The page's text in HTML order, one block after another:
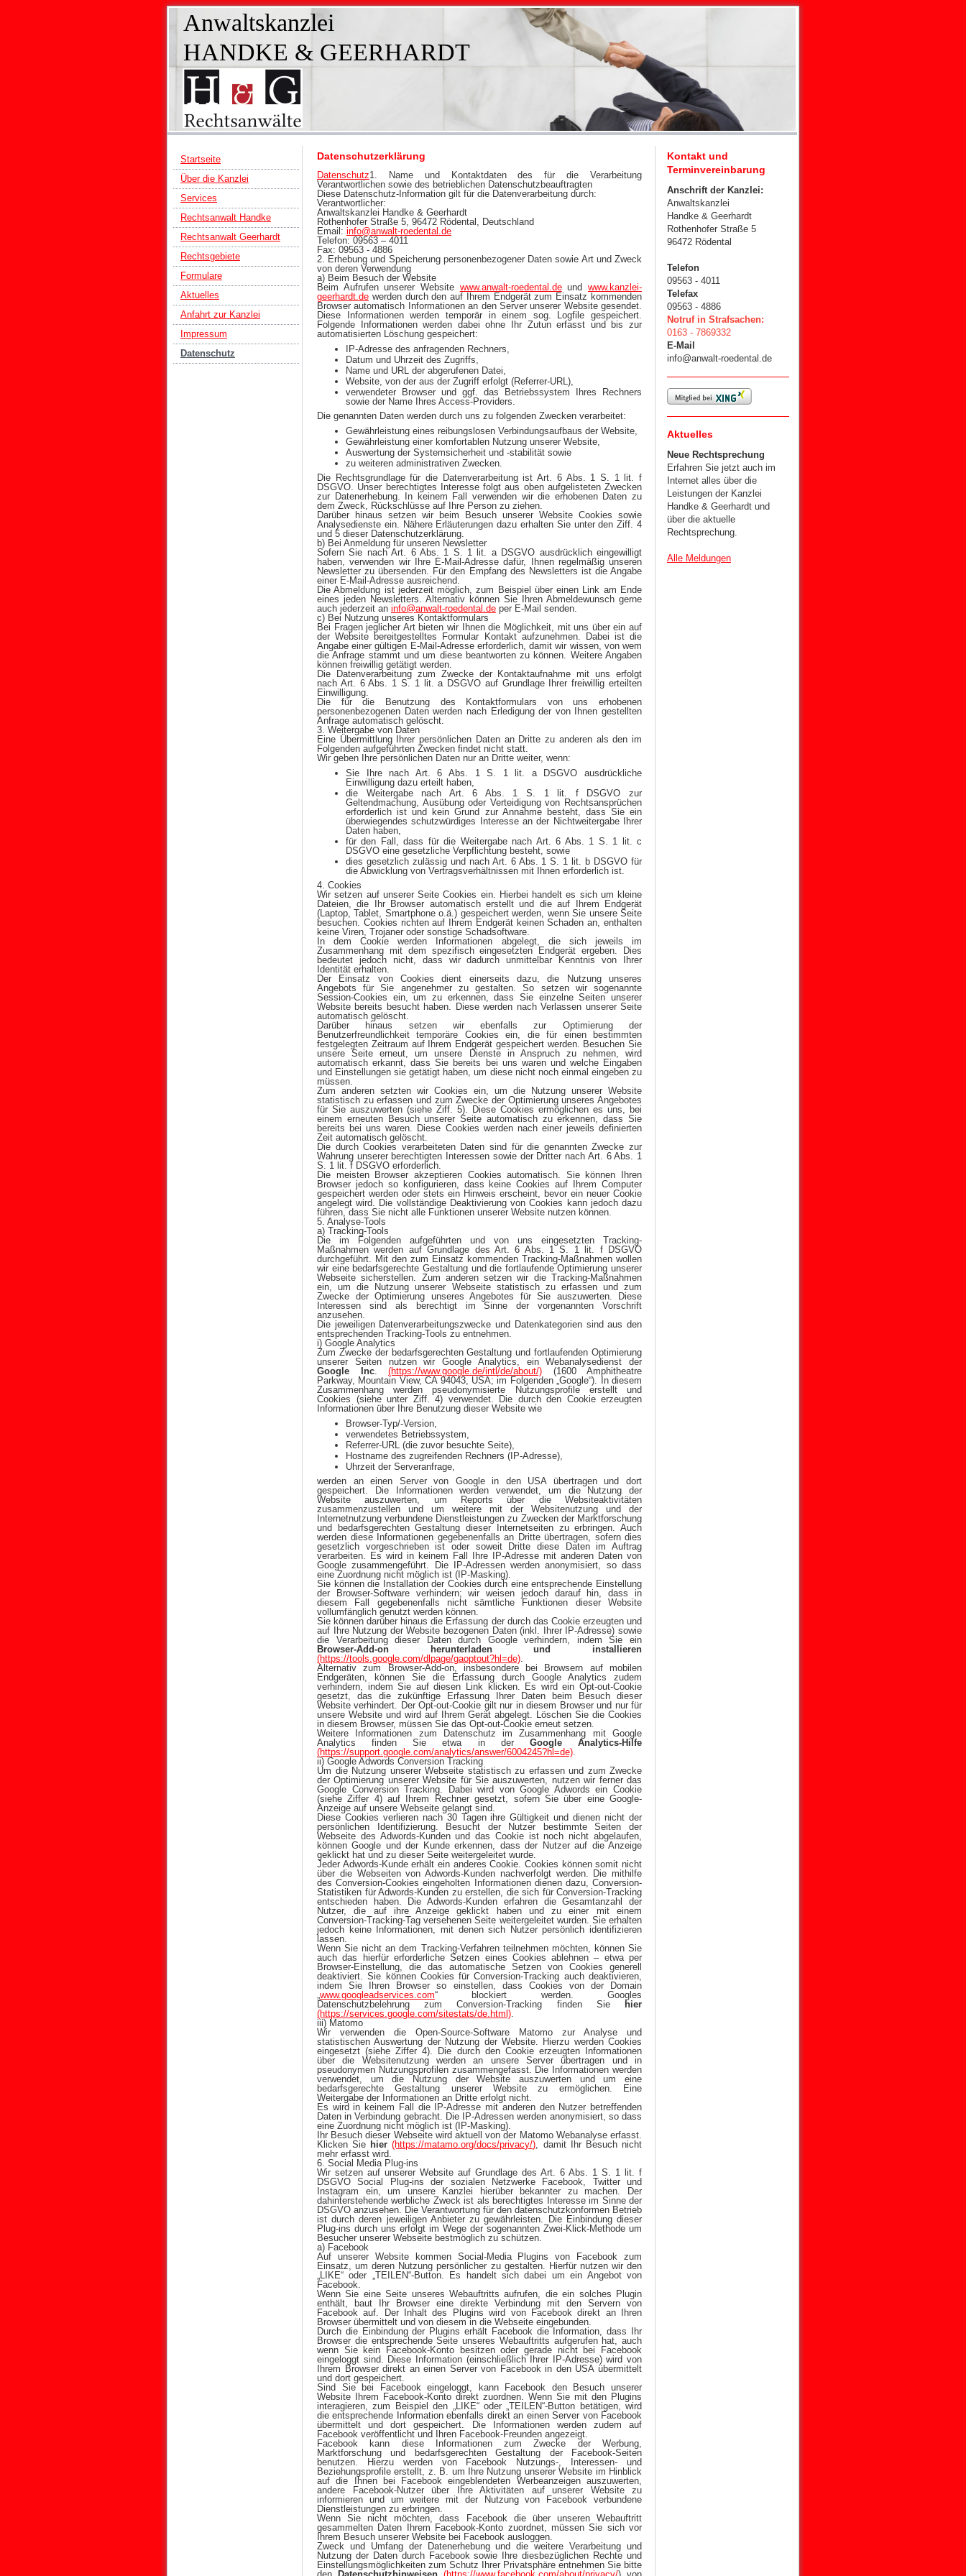
Anwaltskanzlei
HANDKE & GEERHARDT
Startseite
Über die Kanzlei
Services
Rechtsanwalt Handke
Rechtsanwalt Geerhardt
Rechtsgebiete
Formulare
Aktuelles
Anfahrt zur Kanzlei
Impressum
Datenschutz
Datenschutzerklärung
Datenschutz1. Name und Kontaktdaten des für die Verarbeitung
Verantwortlichen sowie des betrieblichen Datenschutzbeauftragten
Diese Datenschutz-Information gilt für die Datenverarbeitung durch:
Verantwortlicher:
Anwaltskanzlei Handke & Geerhardt
Rothenhofer Straße 5, 96472 Rödental, Deutschland
Email: info@anwalt-roedental.de
Telefon: 09563 – 4011
Fax: 09563 - 4886
2. Erhebung und Speicherung personenbezogener Daten sowie Art und Zweck
von deren Verwendung
a) Beim Besuch der Website
Beim Aufrufen unserer Website www.anwalt-roedental.deundwww.kanzlei-
geerhardt.de werden durch den auf Ihrem Endgerät zum Einsatz kommenden
Browser automatisch Informationen an den Server unserer Website gesendet.
Diese Informationen werden temporär in einem sog. Logfile gespeichert.
Folgende Informationen werden dabei ohne Ihr Zutun erfasst und bis zur
automatisierten Löschung gespeichert:
IP-Adresse des anfragenden Rechners,
Datum und Uhrzeit des Zugriffs,
Name und URL der abgerufenen Datei,
Website, von der aus der Zugriff erfolgt (Referrer-URL),
verwendeter Browser und ggf. das Betriebssystem Ihres Rechners
sowie der Name Ihres Access-Providers.
Die genannten Daten werden durch uns zu folgenden Zwecken verarbeitet:
Gewährleistung eines reibungslosen Verbindungsaufbaus der Website,
Gewährleistung einer komfortablen Nutzung unserer Website,
Auswertung der Systemsicherheit und -stabilität sowie
zu weiteren administrativen Zwecken.
Die Rechtsgrundlage für die Datenverarbeitung ist Art. 6 Abs. 1 S. 1 lit. f
DSGVO. Unser berechtigtes Interesse folgt aus oben aufgelisteten Zwecken
zur Datenerhebung. In keinem Fall verwenden wir die erhobenen Daten zu
dem Zweck, Rückschlüsse auf Ihre Person zu ziehen.
Darüber hinaus setzen wir beim Besuch unserer Website Cookies sowie
Analysedienste ein. Nähere Erläuterungen dazu erhalten Sie unter den Ziff. 4
und 5 dieser Datenschutzerklärung.
b) Bei Anmeldung für unseren Newsletter
Sofern Sie nach Art. 6 Abs. 1 S. 1 lit. a DSGVO ausdrücklich eingewilligt
haben, verwenden wir Ihre E-Mail-Adresse dafür, Ihnen regelmäßig unseren
Newsletter zu übersenden. Für den Empfang des Newsletters ist die Angabe
einer E-Mail-Adresse ausreichend.
Die Abmeldung ist jederzeit möglich, zum Beispiel über einen Link am Ende
eines jeden Newsletters. Alternativ können Sie Ihren Abmeldewunsch gerne
auch jederzeit an info@anwalt-roedental.de per E-Mail senden.
c) Bei Nutzung unseres Kontaktformulars
Bei Fragen jeglicher Art bieten wir Ihnen die Möglichkeit, mit uns über ein auf
der Website bereitgestelltes Formular Kontakt aufzunehmen. Dabei ist die
Angabe einer gültigen E-Mail-Adresse erforderlich, damit wir wissen, von wem
die Anfrage stammt und um diese beantworten zu können. Weitere Angaben
können freiwillig getätigt werden.
Die Datenverarbeitung zum Zwecke der Kontaktaufnahme mit uns erfolgt
nach Art. 6 Abs. 1 S. 1 lit. a DSGVO auf Grundlage Ihrer freiwillig erteilten
Einwilligung.
Die für die Benutzung des Kontaktformulars von uns erhobenen
personenbezogenen Daten werden nach Erledigung der von Ihnen gestellten
Anfrage automatisch gelöscht.
3. Weitergabe von Daten
Eine Übermittlung Ihrer persönlichen Daten an Dritte zu anderen als den im
Folgenden aufgeführten Zwecken findet nicht statt.
Wir geben Ihre persönlichen Daten nur an Dritte weiter, wenn:
Sie Ihre nach Art. 6 Abs. 1 S. 1 lit. a DSGVO ausdrückliche
Einwilligung dazu erteilt haben,
die Weitergabe nach Art. 6 Abs. 1 S. 1 lit. f DSGVO zur
Geltendmachung, Ausübung oder Verteidigung von Rechtsansprüchen
erforderlich ist und kein Grund zur Annahme besteht, dass Sie ein
überwiegendes schutzwürdiges Interesse an der Nichtweitergabe Ihrer
Daten haben,
für den Fall, dass für die Weitergabe nach Art. 6 Abs. 1 S. 1 lit. c
DSGVO eine gesetzliche Verpflichtung besteht, sowie
dies gesetzlich zulässig und nach Art. 6 Abs. 1 S. 1 lit. b DSGVO für
die Abwicklung von Vertragsverhältnissen mit Ihnen erforderlich ist.
4. Cookies
Wir setzen auf unserer Seite Cookies ein. Hierbei handelt es sich um kleine
Dateien, die Ihr Browser automatisch erstellt und die auf Ihrem Endgerät
(Laptop, Tablet, Smartphone o.ä.) gespeichert werden, wenn Sie unsere Seite
besuchen. Cookies richten auf Ihrem Endgerät keinen Schaden an, enthalten
keine Viren, Trojaner oder sonstige Schadsoftware.
In dem Cookie werden Informationen abgelegt, die sich jeweils im
Zusammenhang mit dem spezifisch eingesetzten Endgerät ergeben. Dies
bedeutet jedoch nicht, dass wir dadurch unmittelbar Kenntnis von Ihrer
Identität erhalten.
Der Einsatz von Cookies dient einerseits dazu, die Nutzung unseres
Angebots für Sie angenehmer zu gestalten. So setzen wir sogenannte
Session-Cookies ein, um zu erkennen, dass Sie einzelne Seiten unserer
Website bereits besucht haben. Diese werden nach Verlassen unserer Seite
automatisch gelöscht.
Darüber hinaus setzen wir ebenfalls zur Optimierung der
Benutzerfreundlichkeit temporäre Cookies ein, die für einen bestimmten
festgelegten Zeitraum auf Ihrem Endgerät gespeichert werden. Besuchen Sie
unsere Seite erneut, um unsere Dienste in Anspruch zu nehmen, wird
automatisch erkannt, dass Sie bereits bei uns waren und welche Eingaben
und Einstellungen sie getätigt haben, um diese nicht noch einmal eingeben zu
müssen.
Zum anderen setzten wir Cookies ein, um die Nutzung unserer Website
statistisch zu erfassen und zum Zwecke der Optimierung unseres Angebotes
für Sie auszuwerten (siehe Ziff. 5). Diese Cookies ermöglichen es uns, bei
einem erneuten Besuch unserer Seite automatisch zu erkennen, dass Sie
bereits bei uns waren. Diese Cookies werden nach einer jeweils definierten
Zeit automatisch gelöscht.
Die durch Cookies verarbeiteten Daten sind für die genannten Zwecke zur
Wahrung unserer berechtigten Interessen sowie der Dritter nach Art. 6 Abs. 1
S. 1 lit. f DSGVO erforderlich.
Die meisten Browser akzeptieren Cookies automatisch. Sie können Ihren
Browser jedoch so konfigurieren, dass keine Cookies auf Ihrem Computer
gespeichert werden oder stets ein Hinweis erscheint, bevor ein neuer Cookie
angelegt wird. Die vollständige Deaktivierung von Cookies kann jedoch dazu
führen, dass Sie nicht alle Funktionen unserer Website nutzen können.
5. Analyse-Tools
a) Tracking-Tools
Die im Folgenden aufgeführten und von uns eingesetzten Tracking-
Maßnahmen werden auf Grundlage des Art. 6 Abs. 1 S. 1 lit. f DSGVO
durchgeführt. Mit den zum Einsatz kommenden Tracking-Maßnahmen wollen
wir eine bedarfsgerechte Gestaltung und die fortlaufende Optimierung unserer
Webseite sicherstellen. Zum anderen setzen wir die Tracking-Maßnahmen
ein, um die Nutzung unserer Webseite statistisch zu erfassen und zum
Zwecke der Optimierung unseres Angebotes für Sie auszuwerten. Diese
Interessen sind als berechtigt im Sinne der vorgenannten Vorschrift
anzusehen.
Die jeweiligen Datenverarbeitungszwecke und Datenkategorien sind aus den
entsprechenden Tracking-Tools zu entnehmen.
i) Google Analytics
Zum Zwecke der bedarfsgerechten Gestaltung und fortlaufenden Optimierung
unserer Seiten nutzen wir Google Analytics, ein Webanalysedienst der
Google Inc. (https://www.google.de/intl/de/about/) (1600 Amphitheatre
Parkway, Mountain View, CA 94043, USA; im Folgenden „Google“). In diesem
Zusammenhang werden pseudonymisierte Nutzungsprofile erstellt und
Cookies (siehe unter Ziff. 4) verwendet. Die durch den Cookie erzeugten
Informationen über Ihre Benutzung dieser Website wie
Browser-Typ/-Version,
verwendetes Betriebssystem,
Referrer-URL (die zuvor besuchte Seite),
Hostname des zugreifenden Rechners (IP-Adresse),
Uhrzeit der Serveranfrage,
werden an einen Server von Google in den USA übertragen und dort
gespeichert. Die Informationen werden verwendet, um die Nutzung der
Website auszuwerten, um Reports über die Websiteaktivitäten
zusammenzustellen und um weitere mit der Websitenutzung und der
Internetnutzung verbundene Dienstleistungen zu Zwecken der Marktforschung
und bedarfsgerechten Gestaltung dieser Internetseiten zu erbringen. Auch
werden diese Informationen gegebenenfalls an Dritte übertragen, sofern dies
gesetzlich vorgeschrieben ist oder soweit Dritte diese Daten im Auftrag
verarbeiten. Es wird in keinem Fall Ihre IP-Adresse mit anderen Daten von
Google zusammengeführt. Die IP-Adressen werden anonymisiert, so dass
eine Zuordnung nicht möglich ist (IP-Masking).
Sie können die Installation der Cookies durch eine entsprechende Einstellung
der Browser-Software verhindern; wir weisen jedoch darauf hin, dass in
diesem Fall gegebenenfalls nicht sämtliche Funktionen dieser Website
vollumfänglich genutzt werden können.
Sie können darüber hinaus die Erfassung der durch das Cookie erzeugten und
auf Ihre Nutzung der Website bezogenen Daten (inkl. Ihrer IP-Adresse) sowie
die Verarbeitung dieser Daten durch Google verhindern, indem Sie ein
Browser-Add-on herunterladen und installieren
(https://tools.google.com/dlpage/gaoptout?hl=de)
Alternativ zum Browser-Add-on, insbesondere bei Browsern auf mobilen
Endgeräten, können Sie die Erfassung durch Google Analytics zudem
verhindern, indem Sie auf diesen Link klicken. Es wird ein Opt-out-Cookie
gesetzt, das die zukünftige Erfassung Ihrer Daten beim Besuch dieser
Website verhindert. Der Opt-out-Cookie gilt nur in diesem Browser und nur für
unsere Website und wird auf Ihrem Gerät abgelegt. Löschen Sie die Cookies
in diesem Browser, müssen Sie das Opt-out-Cookie erneut setzen.
Weitere Informationen zum Datenschutz im Zusammenhang mit Google
Analytics finden Sie etwa in der Google Analytics-Hilfe
(https://support.google.com/analytics/answer/6004245?hl=de)
ii) Google Adwords Conversion Tracking
Um die Nutzung unserer Webseite statistisch zu erfassen und zum Zwecke
der Optimierung unserer Website für Sie auszuwerten, nutzen wir ferner das
Google Conversion Tracking. Dabei wird von Google Adwords ein Cookie
(siehe Ziffer 4) auf Ihrem Rechner gesetzt, sofern Sie über eine Google-
Anzeige auf unsere Webseite gelangt sind.
Diese Cookies verlieren nach 30 Tagen ihre Gültigkeit und dienen nicht der
persönlichen Identifizierung. Besucht der Nutzer bestimmte Seiten der
Webseite des Adwords-Kunden und das Cookie ist noch nicht abgelaufen,
können Google und der Kunde erkennen, dass der Nutzer auf die Anzeige
geklickt hat und zu dieser Seite weitergeleitet wurde.
Jeder Adwords-Kunde erhält ein anderes Cookie. Cookies können somit nicht
über die Webseiten von Adwords-Kunden nachverfolgt werden. Die mithilfe
des Conversion-Cookies eingeholten Informationen dienen dazu, Conversion-
Statistiken für Adwords-Kunden zu erstellen, die sich für Conversion-Tracking
entschieden haben. Die Adwords-Kunden erfahren die Gesamtanzahl der
Nutzer, die auf ihre Anzeige geklickt haben und zu einer mit einem
Conversion-Tracking-Tag versehenen Seite weitergeleitet wurden. Sie erhalten
jedoch keine Informationen, mit denen sich Nutzer persönlich identifizieren
lassen.
Wenn Sie nicht an dem Tracking-Verfahren teilnehmen möchten, können Sie
auch das hierfür erforderliche Setzen eines Cookies ablehnen – etwa per
Browser-Einstellung, die das automatische Setzen von Cookies generell
deaktiviert. Sie können Cookies für Conversion-Tracking auch deaktivieren,
indem Sie Ihren Browser so einstellen, dass Cookies von der Domain
www.googleadservices.com“ blockiert werden. Googles
Datenschutzbelehrung zum Conversion-Tracking finden Sie hier
(https://services.google.com/sitestats/de.html)
iii) Matomo
Wir verwenden die Open-Source-Software Matomo zur Analyse und
statistischen Auswertung der Nutzung der Website. Hierzu werden Cookies
eingesetzt (siehe Ziffer 4). Die durch den Cookie erzeugten Informationen
über die Websitenutzung werden an unsere Server übertragen und in
pseudonymen Nutzungsprofilen zusammengefasst. Die Informationen werden
verwendet, um die Nutzung der Website auszuwerten und um eine
bedarfsgerechte Gestaltung unserer Website zu ermöglichen. Eine
Weitergabe der Informationen an Dritte erfolgt nicht.
Es wird in keinem Fall die IP-Adresse mit anderen den Nutzer betreffenden
Daten in Verbindung gebracht. Die IP-Adressen werden anonymisiert, so dass
eine Zuordnung nicht möglich ist (IP-Masking).
Ihr Besuch dieser Webseite wird aktuell von der Matomo Webanalyse erfasst.
Klicken Sie hier (https://matamo.org/docs/privacy/) , damit Ihr Besuch nicht
mehr erfasst wird.
6. Social Media Plug-ins
Wir setzen auf unserer Website auf Grundlage des Art. 6 Abs. 1 S. 1 lit. f
DSGVO Social Plug-ins der sozialen Netzwerke Facebook, Twitter und
Instagram ein, um unsere Kanzlei hierüber bekannter zu machen. Der
dahinterstehende werbliche Zweck ist als berechtigtes Interesse im Sinne der
DSGVO anzusehen. Die Verantwortung für den datenschutzkonformen Betrieb
ist durch deren jeweiligen Anbieter zu gewährleisten. Die Einbindung dieser
Plug-ins durch uns erfolgt im Wege der sogenannten Zwei-Klick-Methode um
Besucher unserer Webseite bestmöglich zu schützen.
a) Facebook
Auf unserer Website kommen Social-Media Plugins von Facebook zum
Einsatz, um deren Nutzung persönlicher zu gestalten. Hierfür nutzen wir den
„LIKE“ oder „TEILEN“-Button. Es handelt sich dabei um ein Angebot von
Facebook.
Wenn Sie eine Seite unseres Webauftritts aufrufen, die ein solches Plugin
enthält, baut Ihr Browser eine direkte Verbindung mit den Servern von
Facebook auf. Der Inhalt des Plugins wird von Facebook direkt an Ihren
Browser übermittelt und von diesem in die Webseite eingebunden.
Durch die Einbindung der Plugins erhält Facebook die Information, dass Ihr
Browser die entsprechende Seite unseres Webauftritts aufgerufen hat, auch
wenn Sie kein Facebook-Konto besitzen oder gerade nicht bei Facebook
eingeloggt sind. Diese Information (einschließlich Ihrer IP-Adresse) wird von
Ihrem Browser direkt an einen Server von Facebook in den USA übermittelt
und dort gespeichert.
Sind Sie bei Facebook eingeloggt, kann Facebook den Besuch unserer
Website Ihrem Facebook-Konto direkt zuordnen. Wenn Sie mit den Plugins
interagieren, zum Beispiel den „LIKE“ oder „TEILEN“-Button betätigen, wird
die entsprechende Information ebenfalls direkt an einen Server von Facebook
übermittelt und dort gespeichert. Die Informationen werden zudem auf
Facebook veröffentlicht und Ihren Facebook-Freunden angezeigt.
Facebook kann diese Informationen zum Zwecke der Werbung,
Marktforschung und bedarfsgerechten Gestaltung der Facebook-Seiten
benutzen. Hierzu werden von Facebook Nutzungs-, Interessen- und
Beziehungsprofile erstellt, z. B. um Ihre Nutzung unserer Website im Hinblick
auf die Ihnen bei Facebook eingeblendeten Werbeanzeigen auszuwerten,
andere Facebook-Nutzer über Ihre Aktivitäten auf unserer Website zu
informieren und um weitere mit der Nutzung von Facebook verbundene
Dienstleistungen zu erbringen.
Wenn Sie nicht möchten, dass Facebook die über unseren Webauftritt
gesammelten Daten Ihrem Facebook-Konto zuordnet, müssen Sie sich vor
Ihrem Besuch unserer Website bei Facebook ausloggen.
Zweck und Umfang der Datenerhebung und die weitere Verarbeitung und
Nutzung der Daten durch Facebook sowie Ihre diesbezüglichen Rechte und
Einstellungsmöglichkeiten zum Schutz Ihrer Privatsphäre entnehmen Sie bitte
Kontakt und
Terminvereinbarung
Anschrift der Kanzlei:
Anwaltskanzlei
Handke & Geerhardt
Rothenhofer Straße 5
96472 Rödental
Telefon
09563 - 4011
Telefax
09563 - 4886
Notruf in Strafsachen:
0163 - 7869332
E-Mail
info@anwalt-roedental.de
Aktuelles
Neue Rechtsprechung
Erfahren Sie jetzt auch im
Internet alles über die
Leistungen der Kanzlei
Handke & Geerhardt und
über die aktuelle
Rechtsprechung.
Alle Meldungen